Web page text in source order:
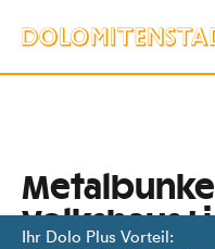
Ihr Dolo Plus Vorteil:
Volkshaus